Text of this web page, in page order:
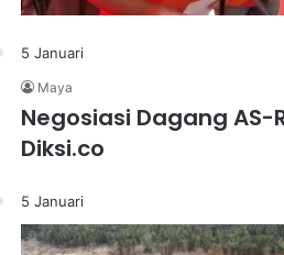
5 Januari
Maya
Negosiasi Dagang AS-
Diksi.co
5 Januari